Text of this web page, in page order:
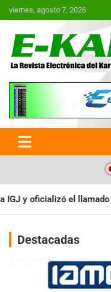
Saltar
al
viernes, agosto 7, 2026
E-
Electrónica
Argentina
General Ordinaria
Destacadas